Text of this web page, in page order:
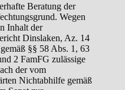
Beratung der
Wegen
Inhalt der
Dinslaken, Az. 14
§§ 58 Abs. 1, 63
2 FamFG zulässige
der vom
Nichtabhilfe gemäß